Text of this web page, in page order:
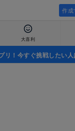
作成
大喜利
リ！今すぐ挑戦したい人